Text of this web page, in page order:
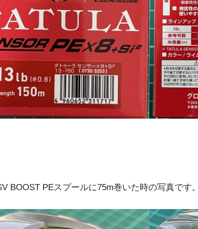
BOOST PEスプールに75m巻いた時の写真です。